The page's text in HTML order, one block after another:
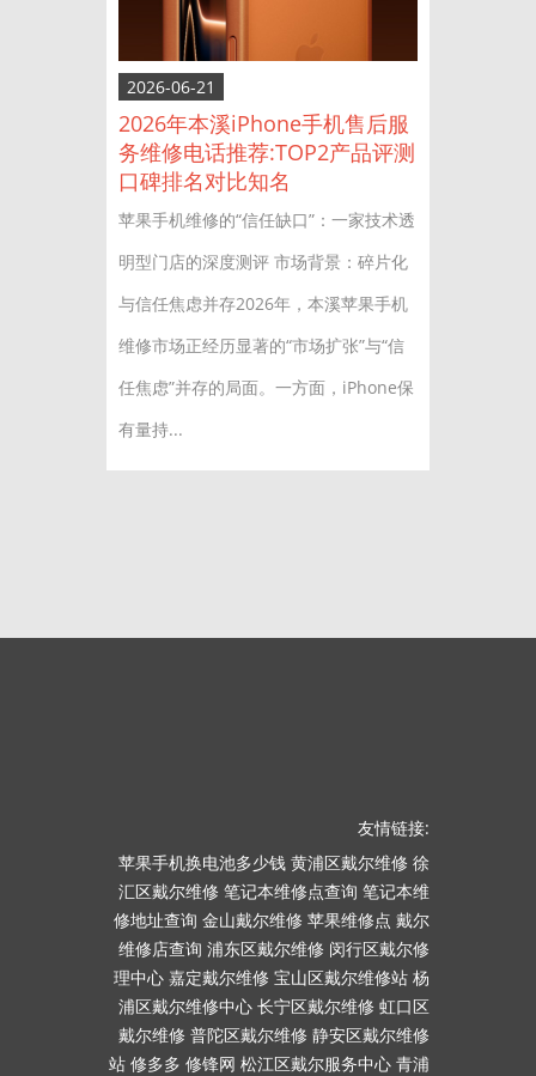
2026-06-21
2026年本溪iPhone手机售后服
务维修电话推荐:TOP2产品评测
口碑排名对比知名
苹果手机维修的“信任缺口”：一家技术透
明型门店的深度测评 市场背景：碎片化
与信任焦虑并存2026年，本溪苹果手机
维修市场正经历显著的“市场扩张”与“信
任焦虑”并存的局面。一方面，iPhone保
有量持...
友情链接:
苹果手机换电池多少钱 黄浦区戴尔维修 徐
汇区戴尔维修 笔记本维修点查询 笔记本维
修地址查询 金山戴尔维修 苹果维修点 戴尔
维修店查询 浦东区戴尔维修 闵行区戴尔修
理中心 嘉定戴尔维修 宝山区戴尔维修站 杨
浦区戴尔维修中心 长宁区戴尔维修 虹口区
戴尔维修 普陀区戴尔维修 静安区戴尔维修
站 修多多 修锋网 松江区戴尔服务中心 青浦